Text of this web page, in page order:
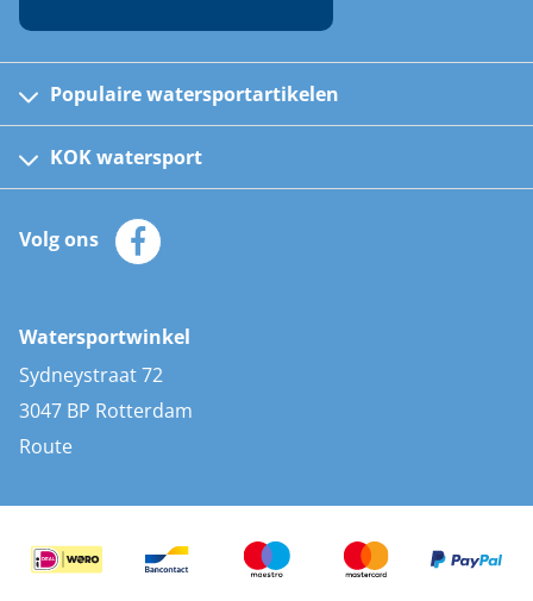
Populaire watersportartikelen
Kinder reddingsvesten
Automatische reddingsvesten
Zeilkleding
Zonnepanelen
AIS transponders
Stootwillen en fenders
Bootkussens
Zwemtrappen
KOK watersport
Klantenservice
Merken
Volg ons
Watersportwinkel
Sydneystraat 72
3047 BP Rotterdam
Route